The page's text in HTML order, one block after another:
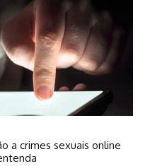
a crimes sexuais online